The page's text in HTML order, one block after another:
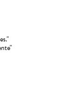
escapada
y